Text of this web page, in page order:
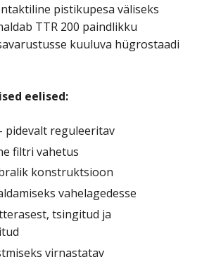
pistikupesa väliseks
TTR 200 paindlikku
kuuluva hügrostaadi
eelised:
pidevalt reguleeritav
filtri vahetus
konstruktsioon
vahelagedesse
tsingitud ja
virnastatav